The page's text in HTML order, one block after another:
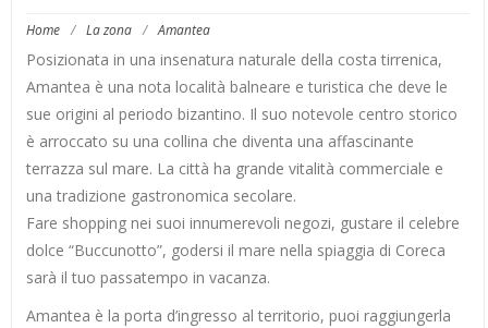
Home / La zona / Amantea
Posizionata in una insenatura naturale della costa tirrenica,
Amantea è una nota località balneare e turistica che deve le
sue origini al periodo bizantino. Il suo notevole centro storico
è arroccato su una collina che diventa una affascinante
terrazza sul mare. La città ha grande vitalità commerciale e
una tradizione gastronomica secolare.
Fare shopping nei suoi innumerevoli negozi, gustare il celebre
dolce “Buccunotto”, godersi il mare nella spiaggia di Coreca
sarà il tuo passatempo in vacanza.
Amantea è la porta d’ingresso al territorio, puoi raggiungerla